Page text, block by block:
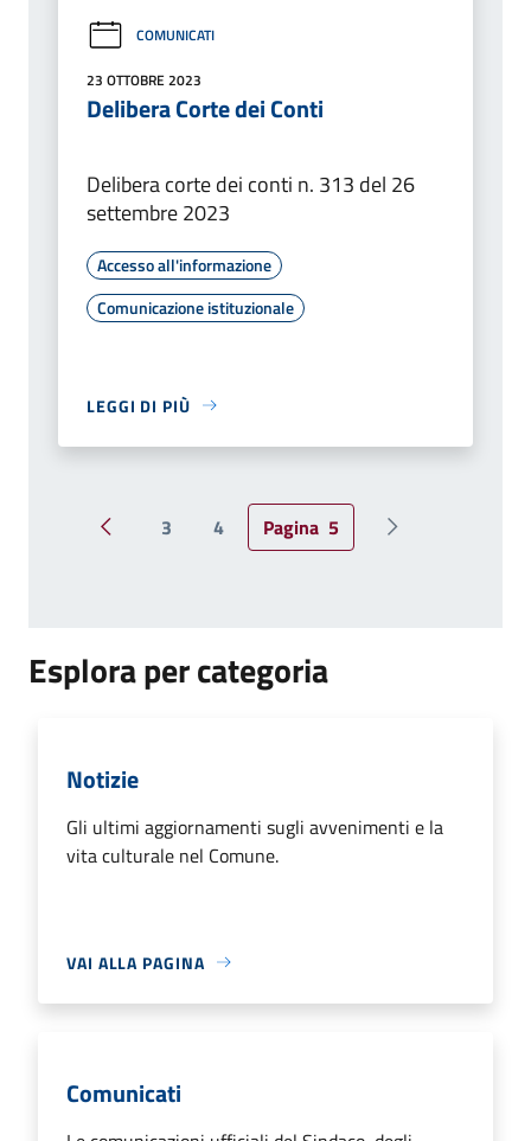
COMUNICATI
23 OTTOBRE 2023
Delibera Corte dei Conti
Delibera corte dei conti n. 313 del 26
settembre 2023
Accesso all'informazione
Comunicazione istituzionale
LEGGI DI PIÙ
Pagina precedente
3 4 Pagina 5 Pagina
Esplora per categoria
Notizie
Gli ultimi aggiornamenti sugli avvenimenti e la
vita culturale nel Comune.
VAI ALLA PAGINA
Comunicati